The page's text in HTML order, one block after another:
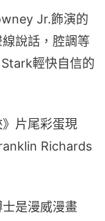
Jr.飾演的
說話，腔調等
輕快自信的
片尾彩蛋現
Richards
是漫威漫畫